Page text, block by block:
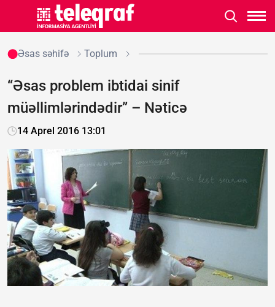
Əsas səhifə Toplum
“Əsas problem ibtidai sinif
müəllimlərindədir” – Nəticə
14 Aprel 2016 13:01